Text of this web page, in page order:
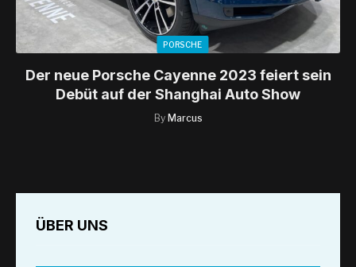
PORSCHE
Der neue Porsche Cayenne 2023 feiert sein
Debüt auf der Shanghai Auto Show
By Marcus
ÜBER UNS